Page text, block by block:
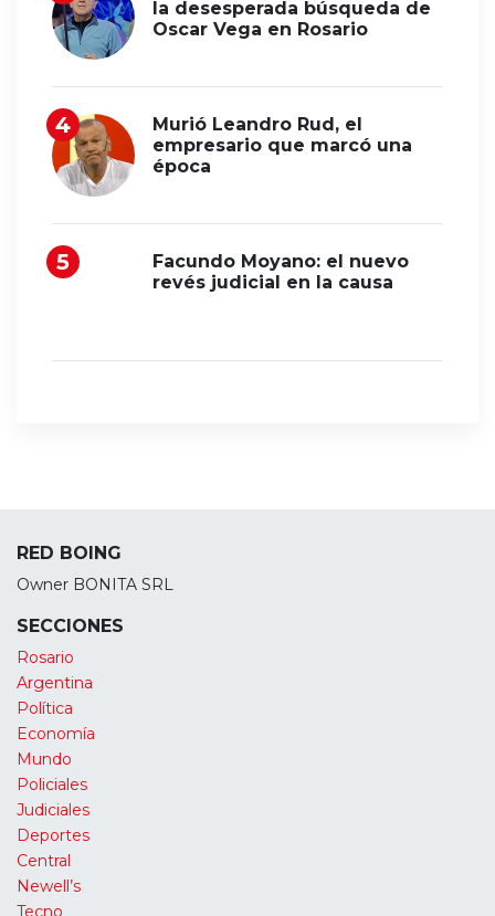
la desesperada búsqueda de
Oscar Vega en Rosario
Murió Leandro Rud, el
empresario que marcó una
época
Facundo Moyano: el nuevo
revés judicial en la causa
RED BOING
Owner BONITA SRL
SECCIONES
Rosario
Argentina
Política
Economía
Mundo
Policiales
Judiciales
Deportes
Central
Newell’s
Tecno